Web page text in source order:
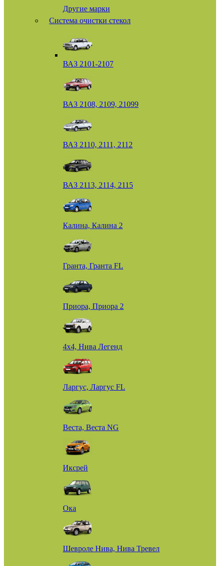
Другие марки
Система очистки стекол
ВАЗ 2101-2107
ВАЗ 2108, 2109, 21099
ВАЗ 2110, 2111, 2112
ВАЗ 2113, 2114, 2115
Калина, Калина 2
Гранта, Гранта FL
Приора, Приора 2
4х4, Нива Легенд
Ларгус, Ларгус FL
Веста, Веста NG
Иксрей
Ока
Шевроле Нива, Нива Тревел